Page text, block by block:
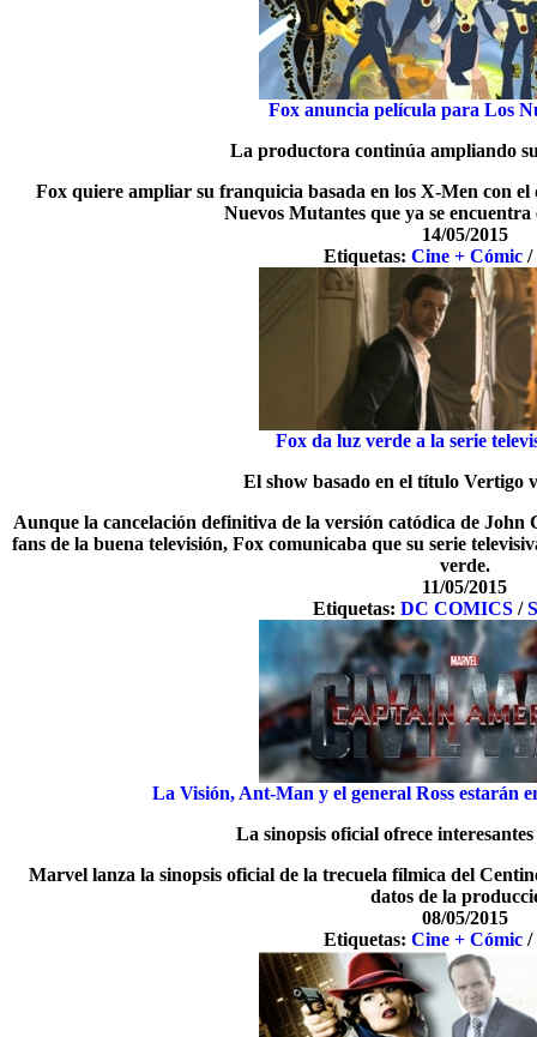
Fox anuncia película para Los
La productora continúa ampliando
Fox quiere ampliar su franquicia basada en los X-Men con
Nuevos Mutantes que ya se encuentra
14/05/2015
Etiquetas:Cine + Cómic /
Fox da luz verde a la serie
El show basado en el título Vertigo
Aunque la cancelación definitiva de la versión catódica de
fans de la buena televisión, Fox comunicaba que su serie
verde.
11/05/2015
Etiquetas: DC COMICS /
La Visión, Ant-Man y el general Ross estarán
La sinopsis oficial ofrece
Marvel lanza la sinopsis oficial de la trecuela fílmica del
datos de la
08/05/2015
Etiquetas:Cine + Cómic /